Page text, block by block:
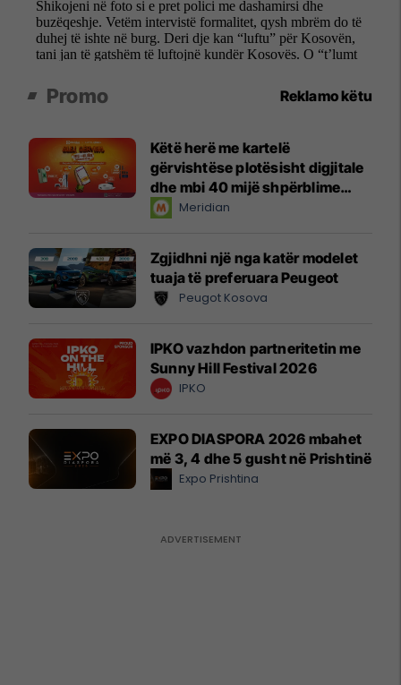
Promo Reklamo këtu
Këtë herë me kartelë
gërvishtëse plotësisht digjitale
dhe mbi 40 mijë shpërblime
instant!Meridian
Zgjidhni një nga katër modelet
tuaja të preferuara Peugeot
Peugot Kosova
IPKO vazhdon partneritetin me
Sunny Hill Festival 2026
IPKO
EXPO DIASPORA 2026 mbahet
më 3, 4 dhe 5 gusht në Prishtinë
Expo Prishtina